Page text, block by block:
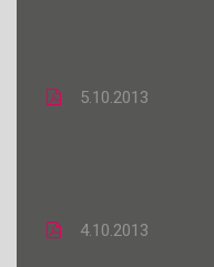
5.10.2013
4.10.2013